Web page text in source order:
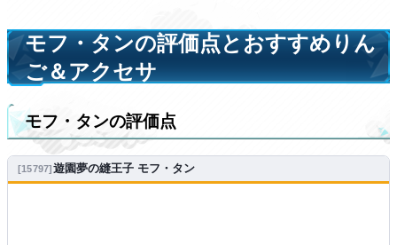
モフ・タンの評価点とおすすめりん
ご＆アクセサ
モフ・タンの評価点
15797 遊園夢の縫王子 モフ・タン